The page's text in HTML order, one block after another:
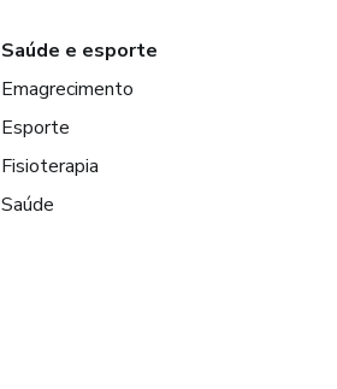
Saúde e esporte
Emagrecimento
Esporte
Fisioterapia
Saúde